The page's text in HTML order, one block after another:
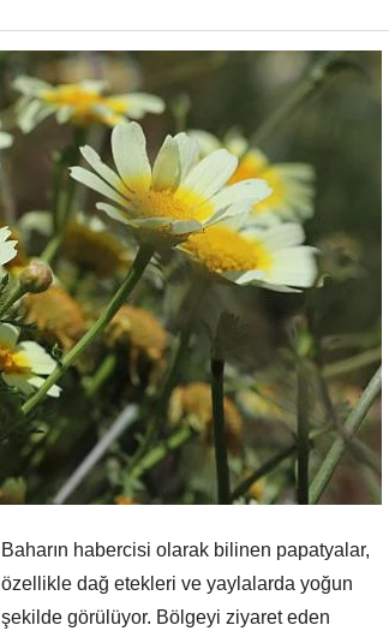
Baharın habercisi olarak bilinen papatyalar,
özellikle dağ etekleri ve yaylalarda yoğun
şekilde görülüyor. Bölgeyi ziyaret eden